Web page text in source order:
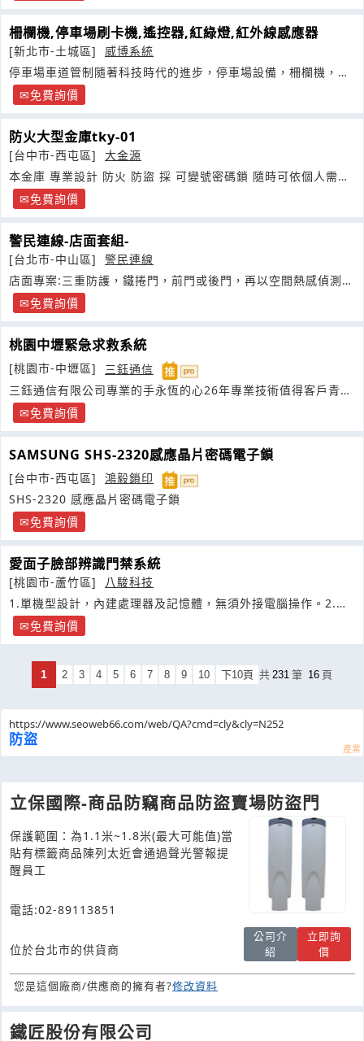
柵欄機,停車場刷卡機,遙控器,紅綠燈,紅外線感應器
[新北市-土城區]
威博系統
停車場車道管制隨著科技時代的進步，停車場設備，柵欄機，感
應讀卡機
免費詢價
防火大型金庫tky-01
[台中市-西屯區]
大金源
本金庫 專業設計 防火 防盜 採 可變號密碼鎖 隨時可依個人需求
換號免費詢價
警民連線-店面套組-
[台北市-中山區]
警民連線
店面專案:三重防護，鐵捲門，前門或後門，再以空間熱感偵測
器，讓侵入者無可遁形
免費詢價
桃園中壢緊急求救系統
[桃園市-中壢區]
三鈺通信
三鈺通信有限公司專業的手永恆的心26年專業技術值得客戶青睞
知名客戶有桃園林口廣達電腦電話系統桃園龍潭廣輝電子電話系
統桃園
免費詢價
SAMSUNG SHS-2320感應晶片密碼電子鎖
[台中市-西屯區]
鴻毅鎖印
SHS-2320 感應晶片密碼電子鎖
免費詢價
愛面子臉部辨識門禁系統
[桃園市-蘆竹區]
八駿科技
1.單機型設計，內建處理器及記憶體，無須外接電腦操作。2.內
建紅外線攝影機
免費詢價
1 2 3 4 5 6 7 8 9 10 下10頁 共 231 筆 16 頁
https://www.seoweb66.com/web/QA?cmd=cly&cly=N252
防盜
立保國際-商品防竊商品防盜賣場防盜門
保護範圍：為1.1米~1.8米(最大可能值)當
貼有標籤商品陳列太近會通過聲光警報提
醒員工
電話:02-89113851
位於台北市的供貨商
公司介
紹
立即詢
價
您是這個廠商/供應商的擁有者?修改資料
鐵匠股份有限公司